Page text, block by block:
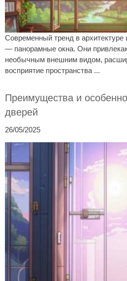
Современный тренд в архитектуре
— панорамные окна. Они
необычным внешним видом,
восприятие пространства ...
Преимущества и
дверей
26/05/2025